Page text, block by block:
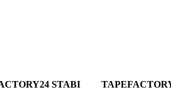
STABI